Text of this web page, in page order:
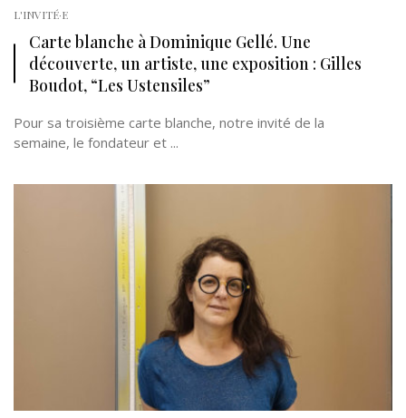
L'INVITÉ·E
Carte blanche à Dominique Gellé. Une
découverte, un artiste, une exposition : Gilles
Boudot, “Les Ustensiles”
Pour sa troisième carte blanche, notre invité de la
semaine, le fondateur et ...